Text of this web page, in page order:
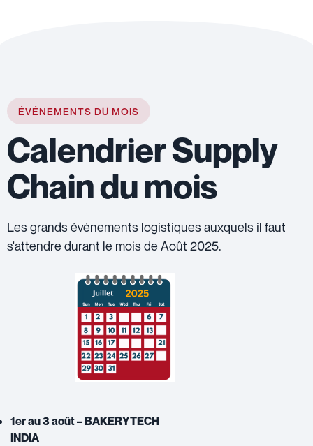
ÉVÉNEMENTS DU MOIS
Calendrier Supply
Chain du mois
Les grands événements logistiques auxquels il faut
s'attendre durant le mois de Août 2025.
1er au 3 août – BAKERYTECH
INDIA